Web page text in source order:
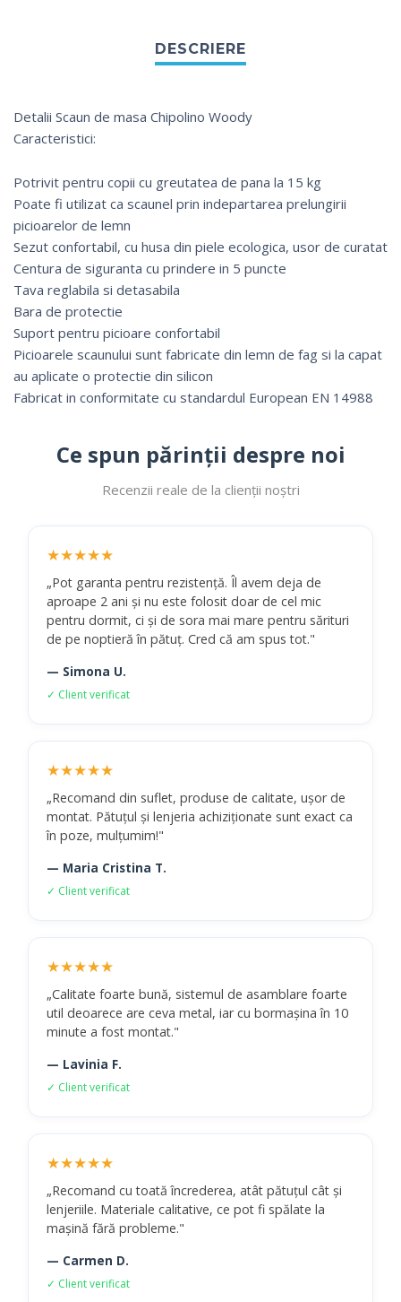
Detalii Scaun de masa Chipolino Woody
Caracteristici:
Potrivit pentru copii cu greutatea de pana la 15 kg
Poate fi utilizat ca scaunel prin indepartarea prelungirii
picioarelor de lemn
Sezut confortabil, cu husa din piele ecologica, usor de curatat
Centura de siguranta cu prindere in 5 puncte
Tava reglabila si detasabila
Bara de protectie
Suport pentru picioare confortabil
Picioarele scaunului sunt fabricate din lemn de fag si la capat
au aplicate o protectie din silicon
Fabricat in conformitate cu standardul European EN 14988
Ce spun părinții despre noi
Recenzii reale de la clienții noștri
★★★★★
„Pot garanta pentru rezistență. Îl avem deja de
aproape 2 ani și nu este folosit doar de cel mic
pentru dormit, ci și de sora mai mare pentru sărituri
de pe noptieră în pătuț. Cred că am spus tot."
— Simona U.
✓ Client verificat
★★★★★
„Recomand din suflet, produse de calitate, ușor de
montat. Pătuțul și lenjeria achiziționate sunt exact ca
în poze, mulțumim!"
— Maria Cristina T.
✓ Client verificat
★★★★★
„Calitate foarte bună, sistemul de asamblare foarte
util deoarece are ceva metal, iar cu bormașina în 10
minute a fost montat."
— Lavinia F.
✓ Client verificat
★★★★★
„Recomand cu toată încrederea, atât pătuțul cât și
lenjeriile. Materiale calitative, ce pot fi spălate la
mașină fără probleme."
— Carmen D.
✓ Client verificat